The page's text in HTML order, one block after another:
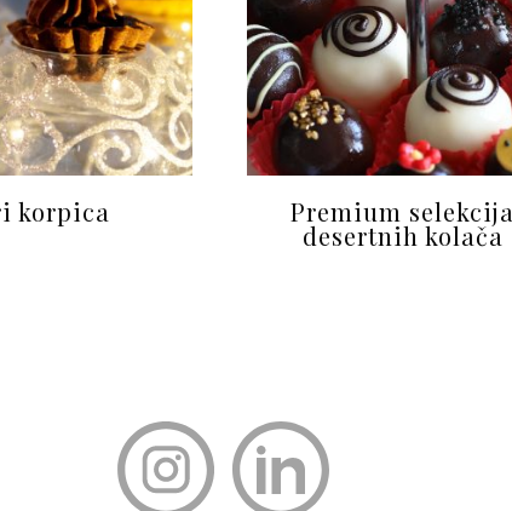
korpica Premium selekcija
desertnih kolača